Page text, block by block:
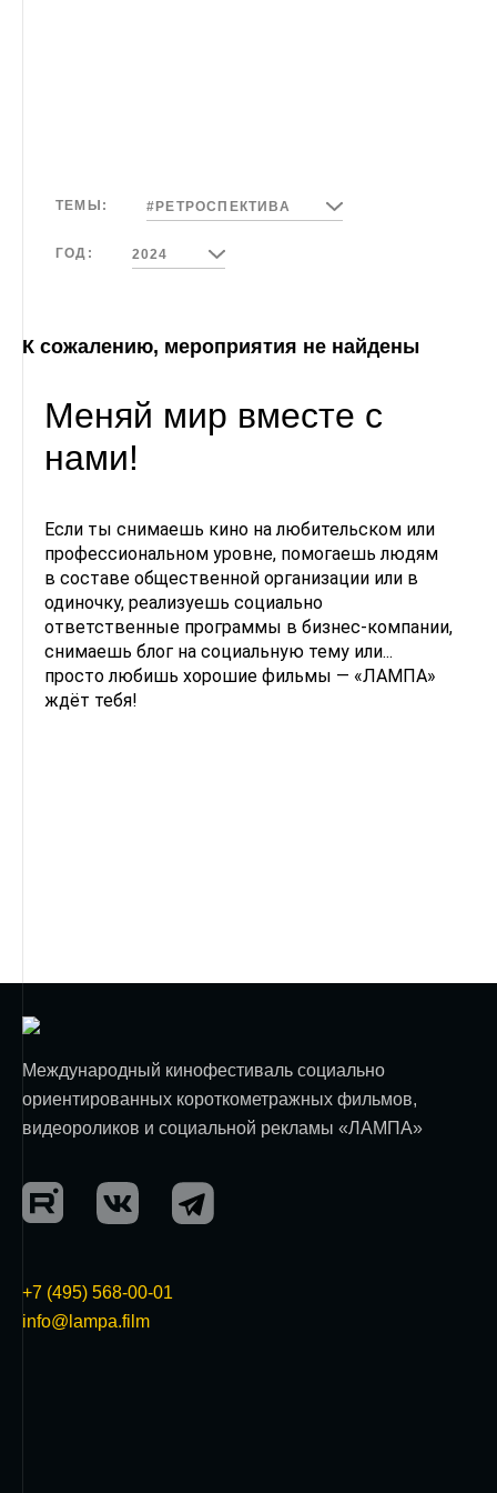
ТЕМЫ: #РЕТРОСПЕКТИВА
ГОД: 2024
К сожалению, мероприятия не найдены
Меняй мир вместе с
нами!
Если ты снимаешь кино на любительском или
профессиональном уровне, помогаешь людям
в составе общественной организации или в
одиночку, реализуешь социально
ответственные программы в бизнес-компании,
снимаешь блог на социальную тему или...
просто любишь хорошие фильмы — «ЛАМПА»
ждёт тебя!
Международный кинофестиваль социально
ориентированных короткометражных фильмов,
видеороликов и социальной рекламы «ЛАМПА»
+7 (495) 568-00-01
info@lampa.film